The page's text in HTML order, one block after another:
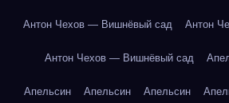
Антон Чехов — Вишнёвый сад Антон
Антон Чехов — Вишнёвый сад
Апельсин Апельсин Апельсин